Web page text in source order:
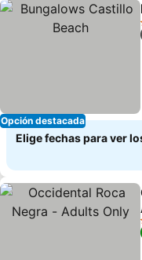
Opción destacada
Elige fechas para ver